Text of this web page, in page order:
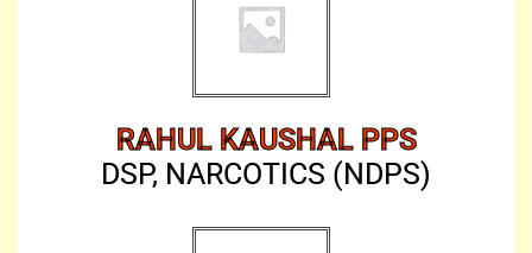
RAHUL KAUSHAL PPS
DSP, NARCOTICS (NDPS)